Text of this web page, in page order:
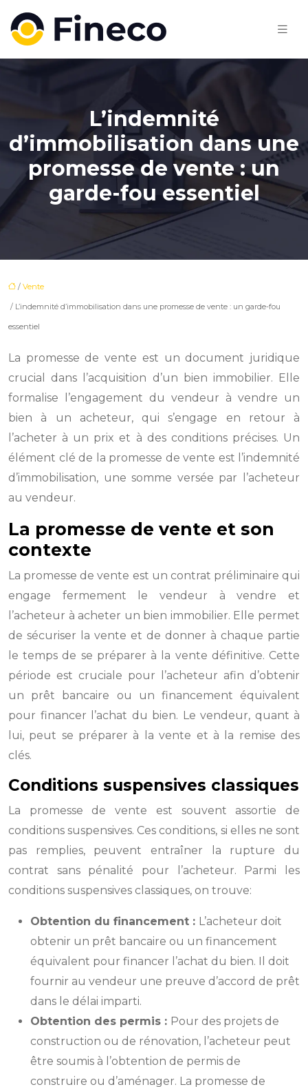
L’indemnité
d’immobilisation dans une
promesse de vente : un
garde-fou essentiel
/ Vente
/ L’indemnité d’immobilisation dans une promesse de vente : un garde-fou
essentiel
La promesse de vente est un document juridique
crucial dans l’acquisition d’un bien immobilier. Elle
formalise l’engagement du vendeur à vendre un
bien à un acheteur, qui s’engage en retour à
l’acheter à un prix et à des conditions précises. Un
élément clé de la promesse de vente est l’indemnité
d’immobilisation, une somme versée par l’acheteur
au vendeur.
La promesse de vente et son
contexte
La promesse de vente est un contrat préliminaire qui
engage fermement le vendeur à vendre et
l’acheteur à acheter un bien immobilier. Elle permet
de sécuriser la vente et de donner à chaque partie
le temps de se préparer à la vente définitive. Cette
période est cruciale pour l’acheteur afin d’obtenir
un prêt bancaire ou un financement équivalent
pour financer l’achat du bien. Le vendeur, quant à
lui, peut se préparer à la vente et à la remise des
clés.
Conditions suspensives classiques
La promesse de vente est souvent assortie de
conditions suspensives. Ces conditions, si elles ne sont
pas remplies, peuvent entraîner la rupture du
contrat sans pénalité pour l’acheteur. Parmi les
conditions suspensives classiques, on trouve:
Obtention du financement : L’acheteur doit
obtenir un prêt bancaire ou un financement
équivalent pour financer l’achat du bien. Il doit
fournir au vendeur une preuve d’accord de prêt
dans le délai imparti.
Obtention des permis : Pour des projets de
construction ou de rénovation, l’acheteur peut
être soumis à l’obtention de permis de
construire ou d’aménager. La promesse de